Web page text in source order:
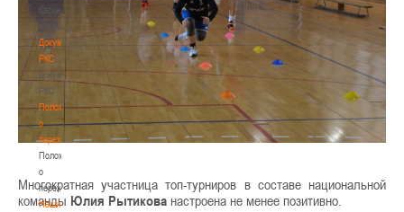
баскетбольной
Документы
РКС
Документы
РКС
Положение
о
переходах
Положение
о
переходах
Наши
Многократная участница топ-турниров в составе национальной
команды Юлия Рытикова настроена не менее позитивно.